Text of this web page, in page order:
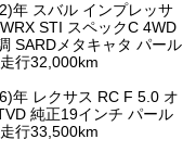
年 スバル インプレッサ
STI スペックC 4WD
SARDメタキャタ パール
行32,000km
年 レクサス RC F 5.0 オ
純正19インチ パール
行33,500km